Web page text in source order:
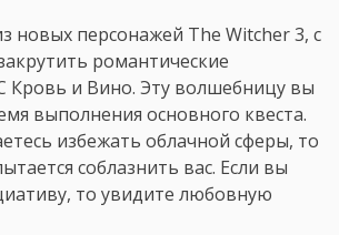
новых персонажей The Witcher 3, с
романтические
Кровь и Вино. Эту волшебницу вы
выполнения основного квеста.
избежать облачной сферы, то
соблазнить вас. Если вы
то увидите любовную